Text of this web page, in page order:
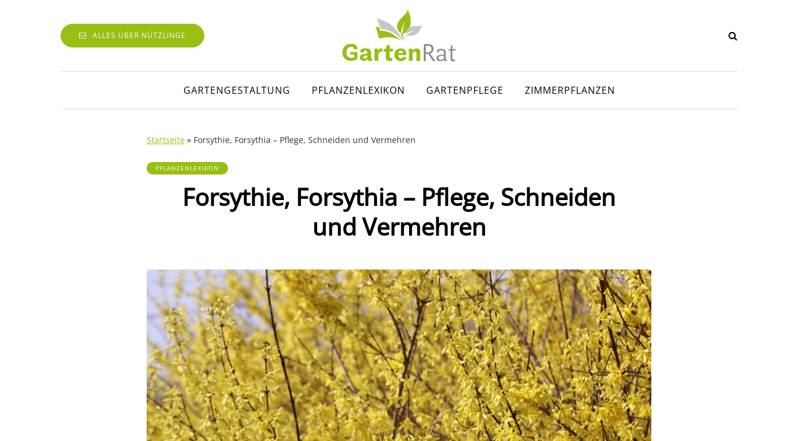
ALLES ÜBER NÜTZLINGE
GARTENGESTALTUNG PFLANZENLEXIKON GARTENPFLEGE ZIMMERPFLANZEN
Startseite » Forsythie, Forsythia – Pflege, Schneiden und Vermehren
PFLANZENLEXIKON
Forsythie, Forsythia – Pflege, Schneiden
und Vermehren